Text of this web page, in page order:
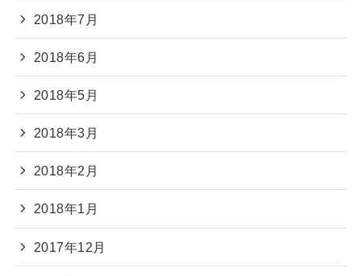
2018年7月
2018年6月
2018年5月
2018年3月
2018年2月
2018年1月
2017年12月